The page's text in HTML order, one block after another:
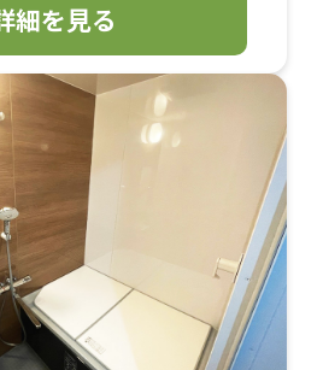
細を見る